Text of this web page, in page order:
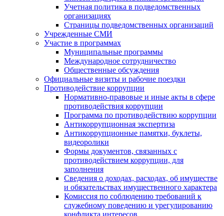
Учетная политика в подведомственных
организациях
Страницы подведомственных организаций
Учрежденные СМИ
Участие в программах
Муниципальные программы
Международное сотрудничество
Общественные обсуждения
Официальные визиты и рабочие поездки
Противодействие коррупции
Нормативно-правовые и иные акты в сфере
противодействия коррупции
Программа по противодействию коррупции
Антикоррупционная экспертиза
Антикоррупционные памятки, буклеты,
видеоролики
Формы документов, связанных с
противодействием коррупции, для
заполнения
Сведения о доходах, расходах, об имуществе
и обязательствах имущественного характера
Комиссия по соблюдению требований к
служебному поведению и урегулированию